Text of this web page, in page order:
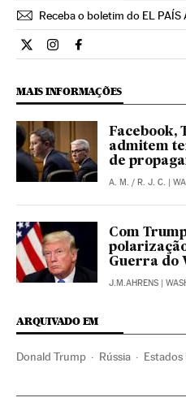
Receba o boletim do EL PAÍS
Internacional El País Brasil
Internacional El País
Internacional El
MAIS INFORMAÇÕES
Facebook,
admitem
de
A. M. / R. J. C. |
Com
Guerra do
J.M.AHRENS |
ARQUIVADO EM
Donald Trump Rússia Estados